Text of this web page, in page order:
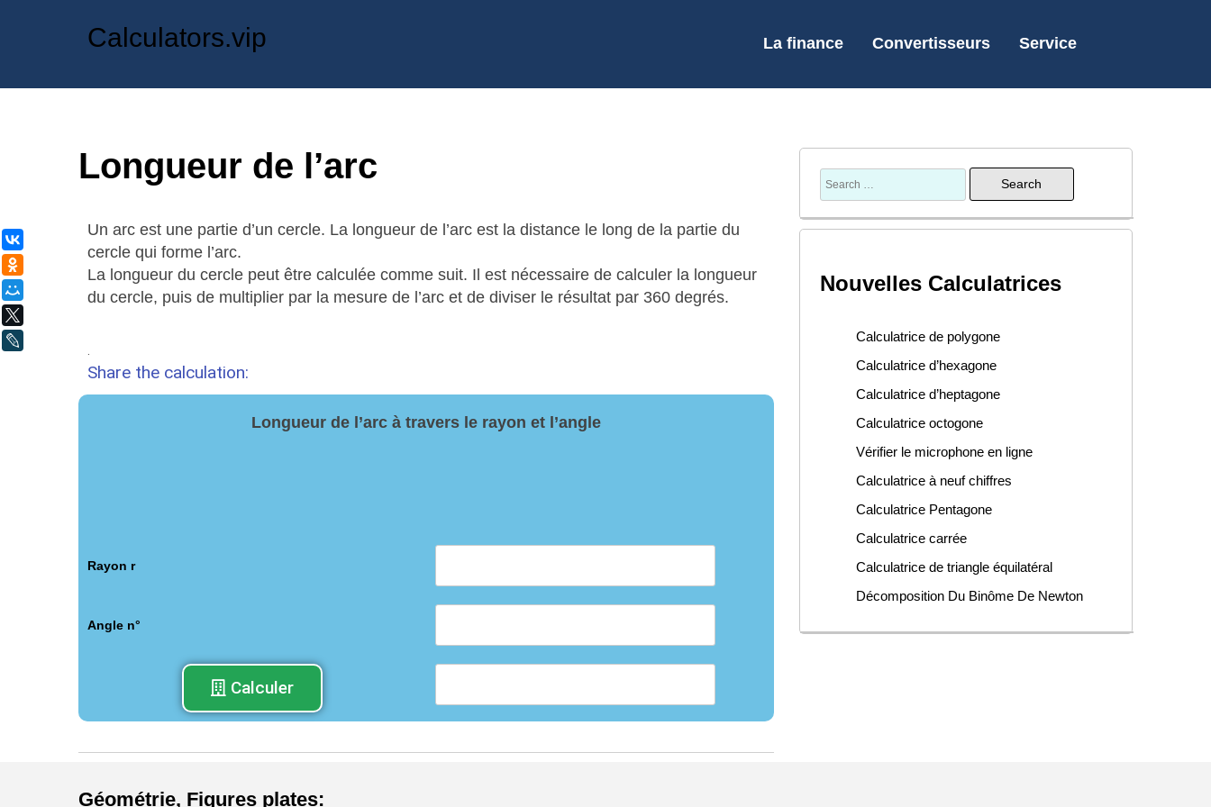
Calculators.vip La finance Convertisseurs Service
Longueur de l’arc
Un arc est une partie d’un cercle. La longueur de l’arc est la distance le long de la partie du
cercle qui forme l’arc.
La longueur du cercle peut être calculée comme suit. Il est nécessaire de calculer la longueur
du cercle, puis de multiplier par la mesure de l’arc et de diviser le résultat par 360 degrés.
Share the calculation:
Longueur de l’arc à travers le rayon et l’angle
Rayon r
Angle n°
Calculer
Nouvelles Calculatrices
Calculatrice de polygone
Calculatrice d’hexagone
Calculatrice d’heptagone
Calculatrice octogone
Vérifier le microphone en ligne
Calculatrice à neuf chiffres
Calculatrice Pentagone
Calculatrice carrée
Calculatrice de triangle équilatéral
Décomposition Du Binôme De Newton
Géométrie, Figures plates: